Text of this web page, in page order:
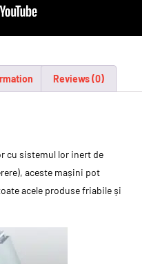
Reviews (0)
cu sistemul lor inert de
aceste mașini pot
acele produse friabile și